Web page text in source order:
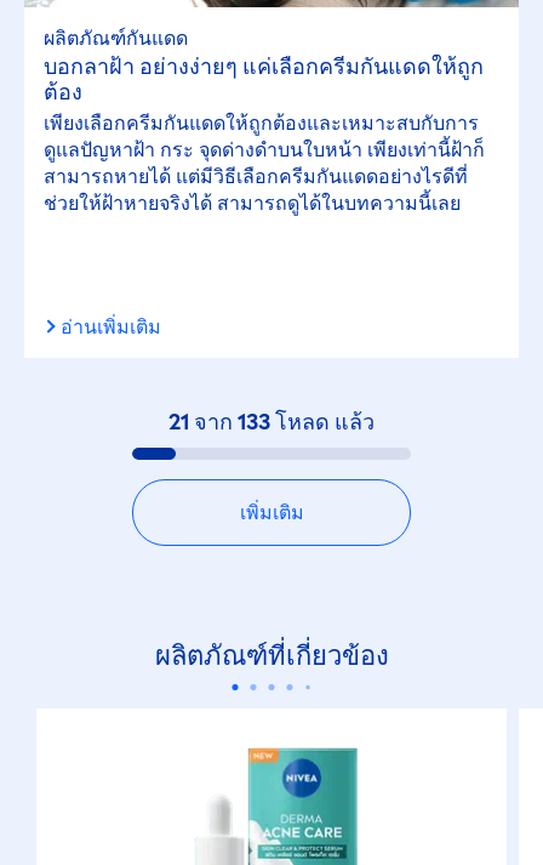
ผลิตภัณฑ์กันแดด
บอกลาฝ้า อย่างง่ายๆ แค่เลือกครีมกันแดดให้ถูก
ต้อง
เพียงเลือกครีมกันแดดให้ถูกต้องและเหมาะสบกับการ
ดูแลปัญหาฝ้า กระ จุดด่างดำบนใบหน้า เพียงเท่านี้ฝ้าก็
สามารถหายได้ แต่มีวิธีเลือกครีมกันแดดอย่างไรดีที่
ช่วยให้ฝ้าหายจริงได้ สามารถดูได้ในบทความนี้เลย
อ่านเพิ่มเติม
21 จาก 133โหลด แล้ว
เพิ่มเติม
ผลิตภัณฑ์ที่เกี่ยวข้อง